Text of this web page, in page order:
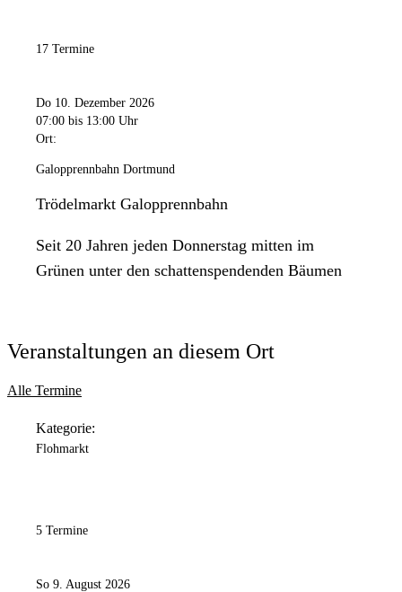
17 Termine
Do 10. Dezember 2026
07:00 bis 13:00 Uhr
Ort:
Galopprennbahn Dortmund
Trödelmarkt Galopprennbahn
Seit 20 Jahren jeden Donnerstag mitten im
Grünen unter den schattenspendenden Bäumen
Veranstaltungen an diesem Ort
Alle Termine
Kategorie:
Flohmarkt
5 Termine
So 9. August 2026